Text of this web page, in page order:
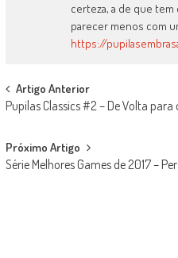
certeza, a de que
parecer menos com
https://
Post
navigation
Artigo Anterior
Pupilas Classics #2 – De Volta
Próximo Artigo
Série Melhores Games de 2017 –